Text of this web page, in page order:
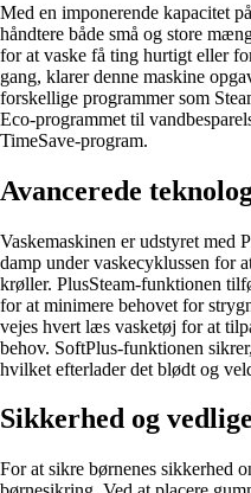
Med en imponerende kapacitet
håndtere både små og store
for at vaske få ting hurtigt eller
gang, klarer denne maskine
forskellige programmer som
Eco-programmet til
TimeSave-program.
Avancerede
Vaskemaskinen er udstyret med
damp under vaskecyklussen for
krøller. PlusSteam-funktionen
for at minimere behovet for
vejes hvert læs vasketøj for at
behov. SoftPlus-funktionen
hvilket efterlader det blødt og
Sikkerhed og
For at sikre børnenes sikkerhed